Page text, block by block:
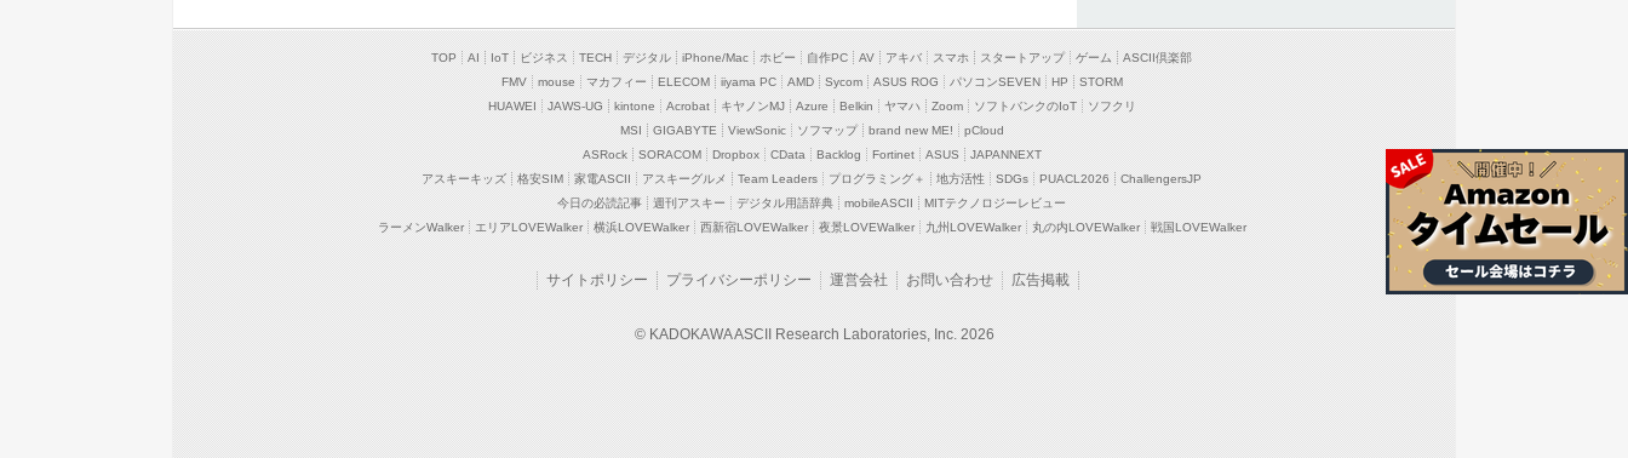
TOP AI IoT ビジネス TECH デジタル iPhone/Mac ホビー 自作PC AV アキバ スマホ スタートアップ ゲーム
ASCII倶楽部
FMV
mouse マカフィー ELECOM iiyama PC AMD Sycom ASUS ROG パソコンSEVEN HP
STORM
HUAWEI
JAWS-UG kintone Acrobat キヤノンMJ Azure Belkin ヤマハ Zoom ソフトバンクのIoT
ソフクリ
MSI
GIGABYTE ViewSonic ソフマップ brand new ME!
pCloud
ASRock
SORACOM Dropbox CData Backlog Fortinet ASUS
JAPANNEXT
アスキーキッズ
格安SIM 家電ASCII アスキーグルメ Team Leaders プログラミング＋ 地方活性 SDGs PUACL2026
ChallengersJP
今日の必読記事
週刊アスキー デジタル用語辞典 mobileASCII
MITテクノロジーレビュー
ラーメンWalker
エリアLOVEWalker 横浜LOVEWalker 西新宿LOVEWalker 夜景LOVEWalker 九州LOVEWalker 丸の内LOVEWalker 戦国LOVEWalker
サイトポリシー プライバシーポリシー 運営会社 お問い合わせ 広告掲載
© KADOKAWA ASCII Research Laboratories, Inc. 2026